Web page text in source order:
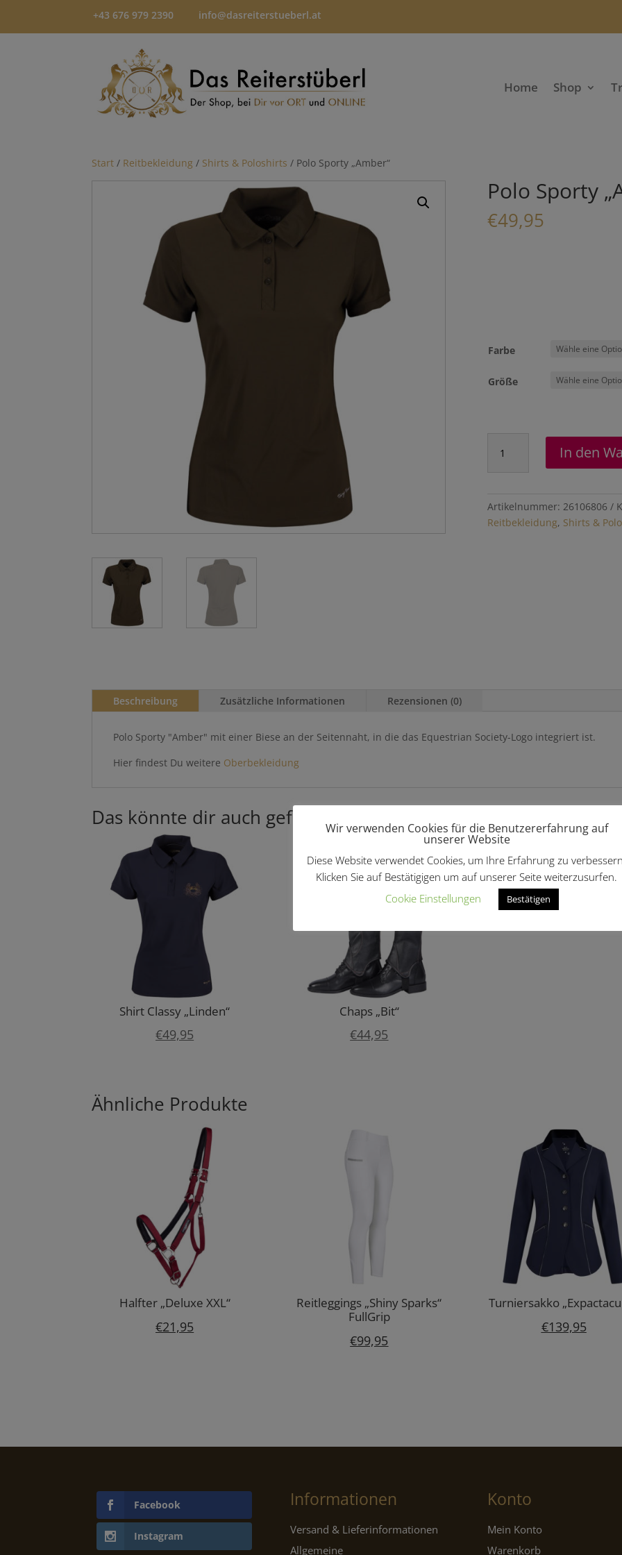
+43 676 979 2390 info@dasreiterstueberl.at
Home Shop
Start / Reitbekleidung / Shirts & Poloshirts / Polo Sporty „Amber“
Polo Sporty
€49,95
Farbe
Größe
Sporty
In den
Artikelnummer: 26106806
Reitbekleidung, Shirts &
Beschreibung Zusätzliche Informationen Rezensionen (0)
Polo Sporty "Amber" mit einer Biese an der Seitennaht, in die das Equestrian Society-Logo integriert ist.
Hier findest Du weitere Oberbekleidung
Das könnte dir auch gefallen …
Shirt Classy „Linden“
€49,95
Chaps „Bit“
€44,95
Ähnliche Produkte
Halfter „Deluxe XXL“
€21,95
Reitleggings „Shiny Sparks“
FullGrip
€99,95
Turniersakko
€139,95
Facebook
Instagram
Informationen
Versand & Lieferinformationen
Allgemeine
Konto
Mein Konto
Warenkorb
Wir verwenden Cookies für die Benutzererfahrung auf
unserer Website
Diese Website verwendet Cookies, um Ihre Erfahrung zu
Klicken Sie auf Bestätigigen um auf unserer Seite weiterzusurfen.
Cookie Einstellungen
Bestätigen